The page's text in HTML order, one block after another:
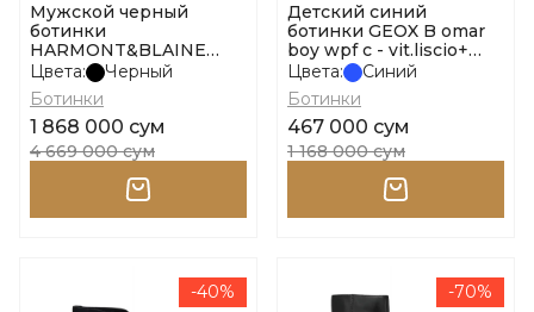
Мужской черный
ботинки
HARMONT&BLAINE
Cupsole - go chelsea
размер 44
Цвета:
Черный
Ботинки
1 868 000 сум
4 669 000 сум
Детский синий
ботинки GEOX B omar
boy wpf c - vit.liscio+
размер 24
Цвета:
Синий
Ботинки
467 000 сум
1 168 000 сум
-40% -70%